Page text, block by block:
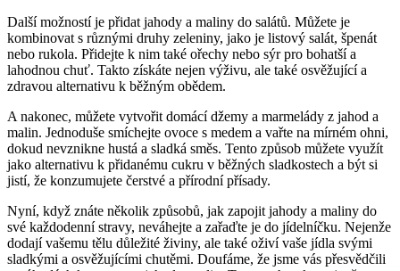
Další možností je přidat jahody a maliny do salátů. Můžete je
kombinovat s různými druhy zeleniny, jako je listový salát, špenát
nebo rukola. Přidejte k nim také ořechy nebo sýr pro bohatší a
lahodnou chuť. Takto získáte nejen výživu, ale také osvěžující a
zdravou alternativu k běžným obědem.
A nakonec, můžete vytvořit domácí džemy a marmelády z jahod a
malin. Jednoduše smíchejte ovoce s medem a vařte na mírném ohni,
dokud nevznikne hustá a sladká směs. Tento způsob můžete využít
jako alternativu k přidanému cukru v běžných sladkostech a být si
jistí, že konzumujete čerstvé a přírodní přísady.
Nyní, když znáte několik způsobů, jak zapojit jahody a maliny do
své každodenní stravy, neváhejte a zařaďte je do jídelníčku. Nejenže
dodají vašemu tělu důležité živiny, ale také oživí vaše jídla svými
sladkými a osvěžujícími chutěmi. Doufáme, že jsme vás přesvědčili